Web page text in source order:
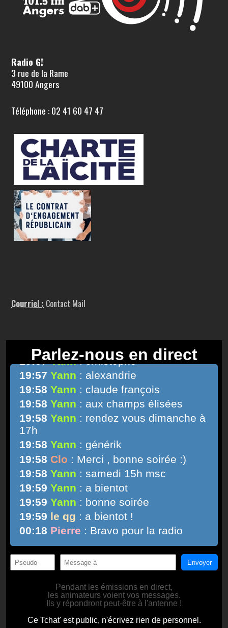
Radio G!
3 rue de la Rame
49100 Angers
Téléphone : 02 41 60 47 47
Courriel : Contact Mail